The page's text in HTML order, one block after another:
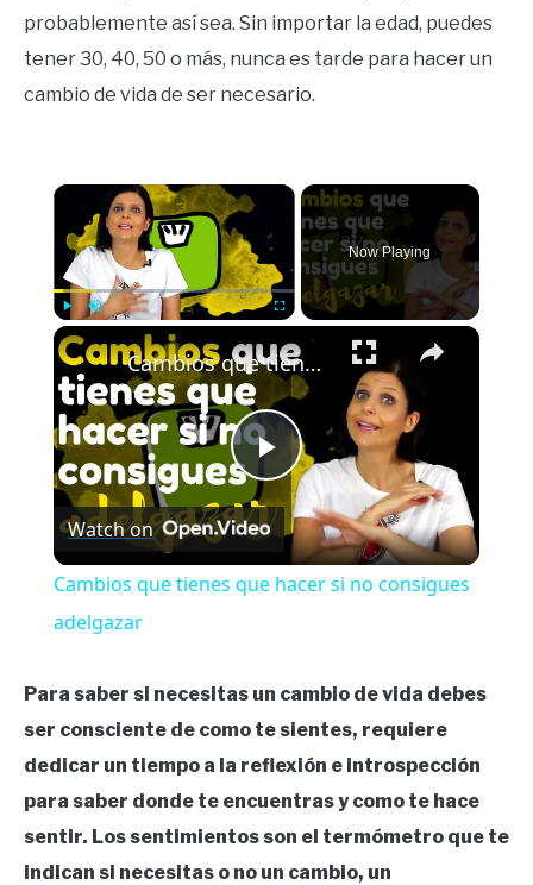
probablemente así sea. Sin importar la edad, puedes
tener 30, 40, 50 o más, nunca es tarde para hacer un
cambio de vida de ser necesario.
×
Now Playing
×
Play
Video
Cambios que tienes que hacer si no consigues adelgazar
Watch on
Cambios que tienes que hacer si no consigues
adelgazar
Para saber si necesitas un cambio de vida debes
ser consciente de como te sientes, requiere
dedicar un tiempo a la reflexión e introspección
para saber donde te encuentras y como te hace
sentir. Los sentimientos son el termómetro que te
indican si necesitas o no un cambio, un